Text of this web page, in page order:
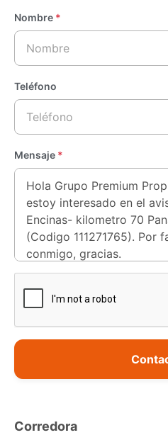
Nombre *
Teléfono
Mensaje *
Corredora